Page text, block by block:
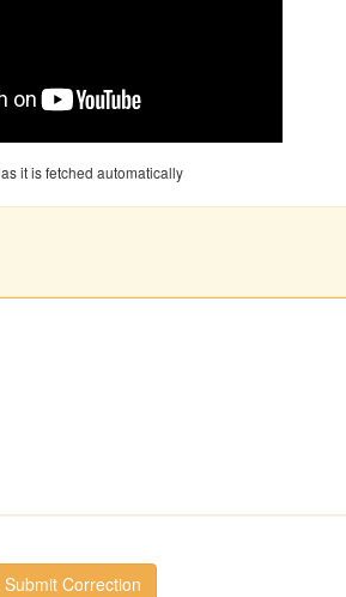
it is fetched automatically
Submit Correction